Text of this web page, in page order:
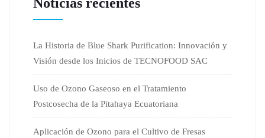
La Historia de Blue Shark Purification: Innovación y
Visión desde los Inicios de TECNOFOOD SAC
Uso de Ozono Gaseoso en el Tratamiento
Postcosecha de la Pitahaya Ecuatoriana
Aplicación de Ozono para el Cultivo de Fresas